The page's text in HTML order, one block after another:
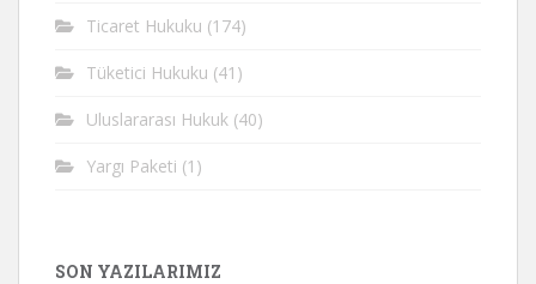
Ticaret Hukuku (174)
Tüketici Hukuku (41)
Uluslararası Hukuk (40)
Yargı Paketi (1)
SON YAZILARIMIZ